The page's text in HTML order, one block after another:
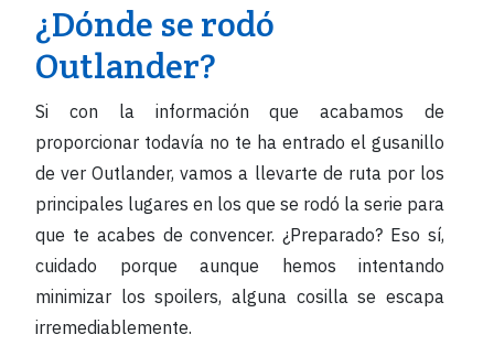
¿Dónde se rodó
Outlander?
Si con la información que acabamos de
proporcionar todavía no te ha entrado el gusanillo
de ver Outlander, vamos a llevarte de ruta por los
principales lugares en los que se rodó la serie para
que te acabes de convencer. ¿Preparado? Eso sí,
cuidado porque aunque hemos intentando
minimizar los spoilers, alguna cosilla se escapa
irremediablemente.